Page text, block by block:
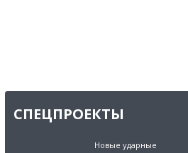
СПЕЦПРОЕКТЫ
Новые ударные